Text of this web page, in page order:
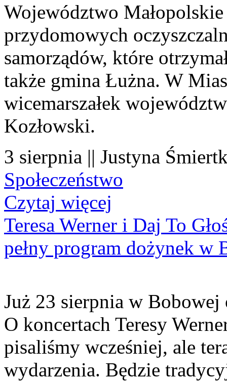
Województwo
przydomowych
samorządów, które
także gmina Łużna. W
wicemarszałek
Kozłowski.
3 sierpnia || Justyna
Społeczeństwo
Czytaj więcej
Teresa Werner i Daj To
pełny program dożynek w
Już 23 sierpnia w
O koncertach Teresy
pisaliśmy wcześniej, ale
wydarzenia. Będzie